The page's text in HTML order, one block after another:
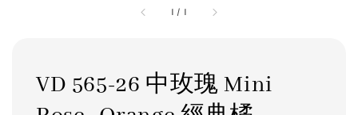
1 / 1
VD 565-26 中玫瑰 Mini